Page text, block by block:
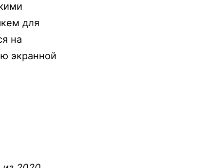
для
на
экранной